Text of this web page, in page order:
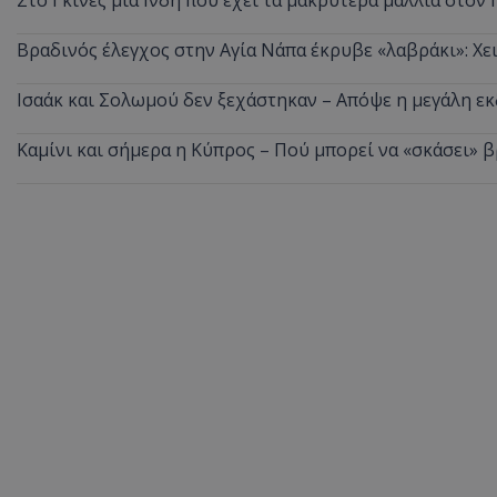
Βραδινός έλεγχος στην Αγία Νάπα έκρυβε «λαβράκι»:
Ισαάκ και Σολωμού δεν ξεχάστηκαν – Απόψε η μεγάλη
Καμίνι και σήμερα η Κύπρος – Πού μπορεί να «σκάσει»